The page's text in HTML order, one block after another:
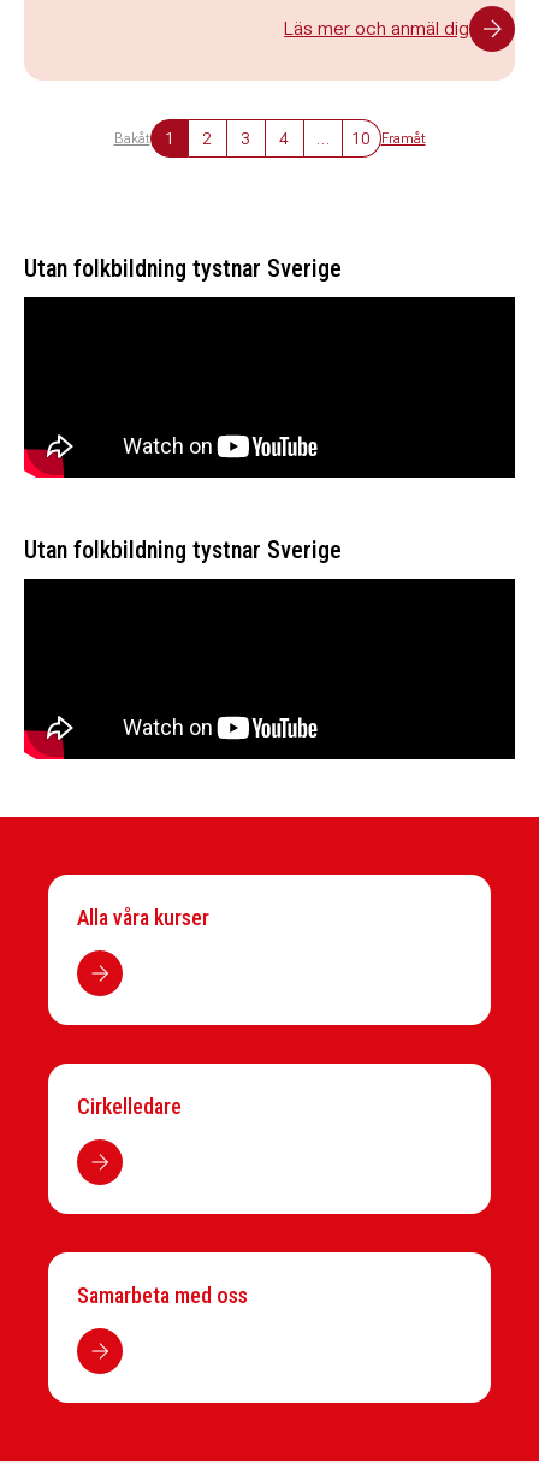
Läs mer och anmäl dig
Bakåt 1 2 3 4 10 Framåt
Utan folkbildning tystnar Sverige
Utan folkbildning tystnar Sverige
Alla våra kurser
Cirkelledare
Samarbeta med oss